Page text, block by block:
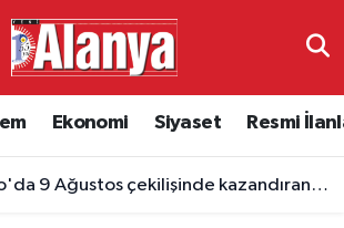
Ekonomi Siyaset Resmi
Ağustos çekilişinde kazandıran numaralar belli oldu
Vakitleri